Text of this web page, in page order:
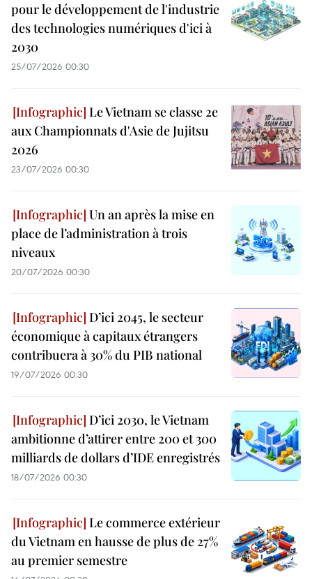
pour le développement de l'industrie
des technologies numériques d'ici à
2030
25/07/2026 00:30
Le Vietnam se classe 2e
aux Championnats d'Asie de Jujitsu
2026
23/07/2026 00:30
Un an après la mise en
place de l’administration à trois
niveaux
20/07/2026 00:30
D’ici 2045, le secteur
économique à capitaux étrangers
contribuera à 30% du PIB national
19/07/2026 00:30
D’ici 2030, le Vietnam
ambitionne d’attirer entre 200 et 300
milliards de dollars d’IDE enregistrés
18/07/2026 00:30
Le commerce extérieur
du Vietnam en hausse de plus de 27%
au premier semestre